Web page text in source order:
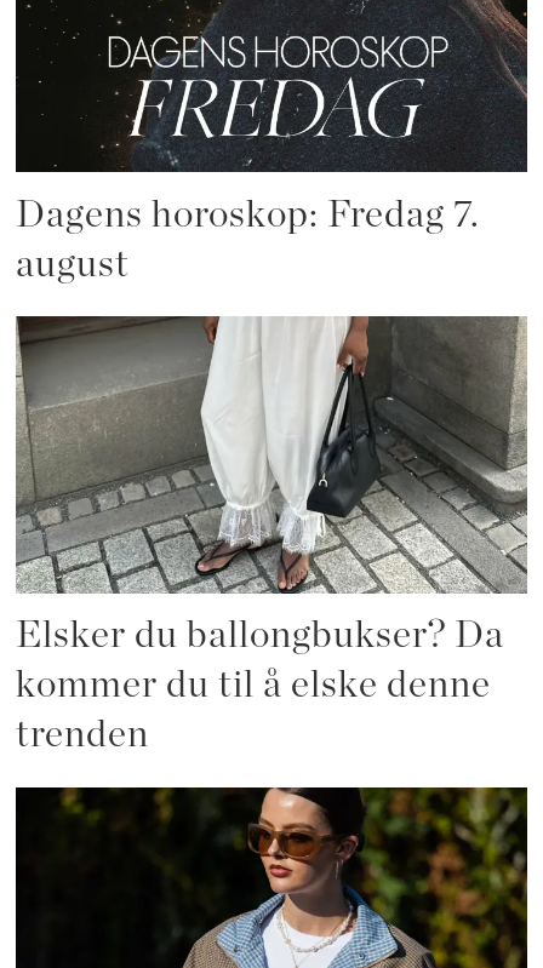
Dagens horoskop: Fredag 7.
august
Elsker du ballongbukser? Da
kommer du til å elske denne
trenden